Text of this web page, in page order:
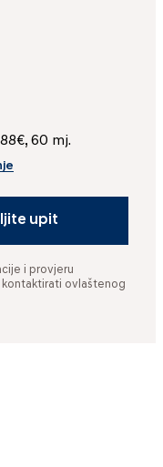
60 mj.
upit
i provjeru
ovlaštenog